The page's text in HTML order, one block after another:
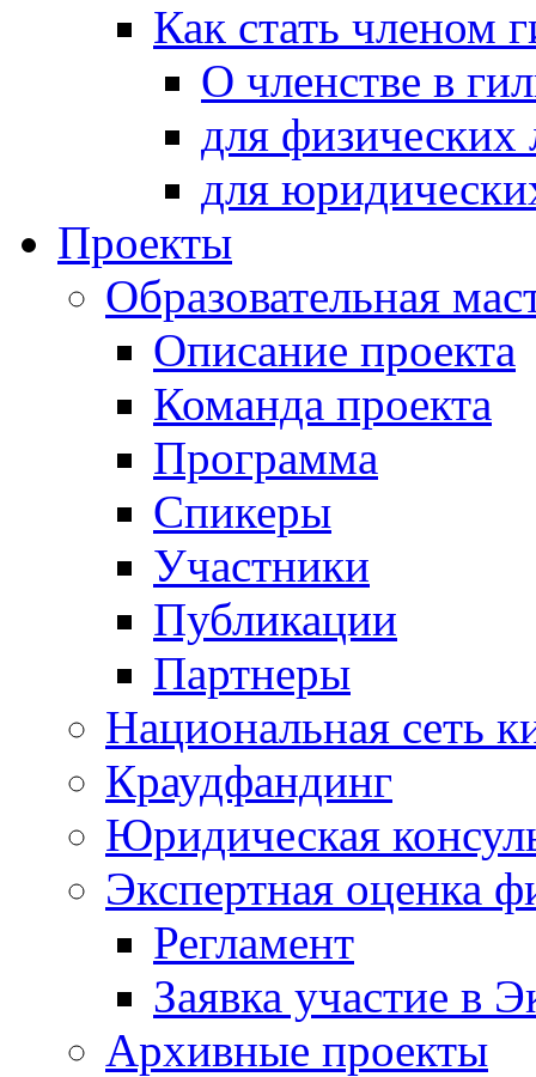
Как стать членом
О членстве в
для физических
для
Проекты
Образовательная
Описание проекта
Команда проекта
Программа
Спикеры
Участники
Публикации
Партнеры
Национальная сеть
Краудфандинг
Юридическая
Экспертная оценка
Регламент
Заявка участие в
Архивные проекты